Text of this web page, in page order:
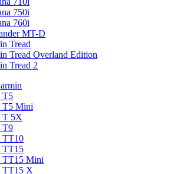
750i
760i
MT-D
Tread
Tread Overland Edition
Tread 2
T5
T5 Mini
T 5X
T9
TT10
TT15
TT15 Mini
TT15 X